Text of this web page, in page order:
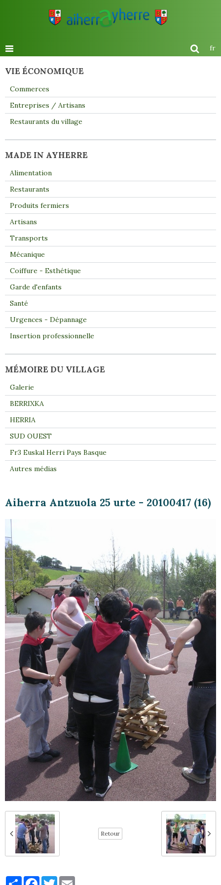
fr
Aiherra Antzuola 25 urte - 20100417 (16)
Retour
PartagerFacebook
Twitter
VIE ÉCONOMIQUE
Commerces
Entreprises / Artisans
Restaurants du village
MADE IN AYHERRE
Alimentation
Restaurants
Produits fermiers
Artisans
Transports
Mécanique
Coiffure - Esthétique
Garde d'enfants
Santé
Urgences - Dépannage
Insertion professionnelle
MÉMOIRE DU VILLAGE
Galerie
BERRIXKA
HERRIA
SUD OUEST
Fr3 Euskal Herri Pays Basque
Autres médias